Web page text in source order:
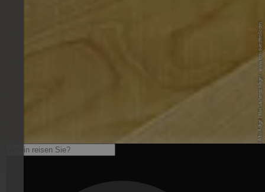
© IDM Südtirol-Alto Adige / Max Lautenschläger - www.idm-suedtirol.com